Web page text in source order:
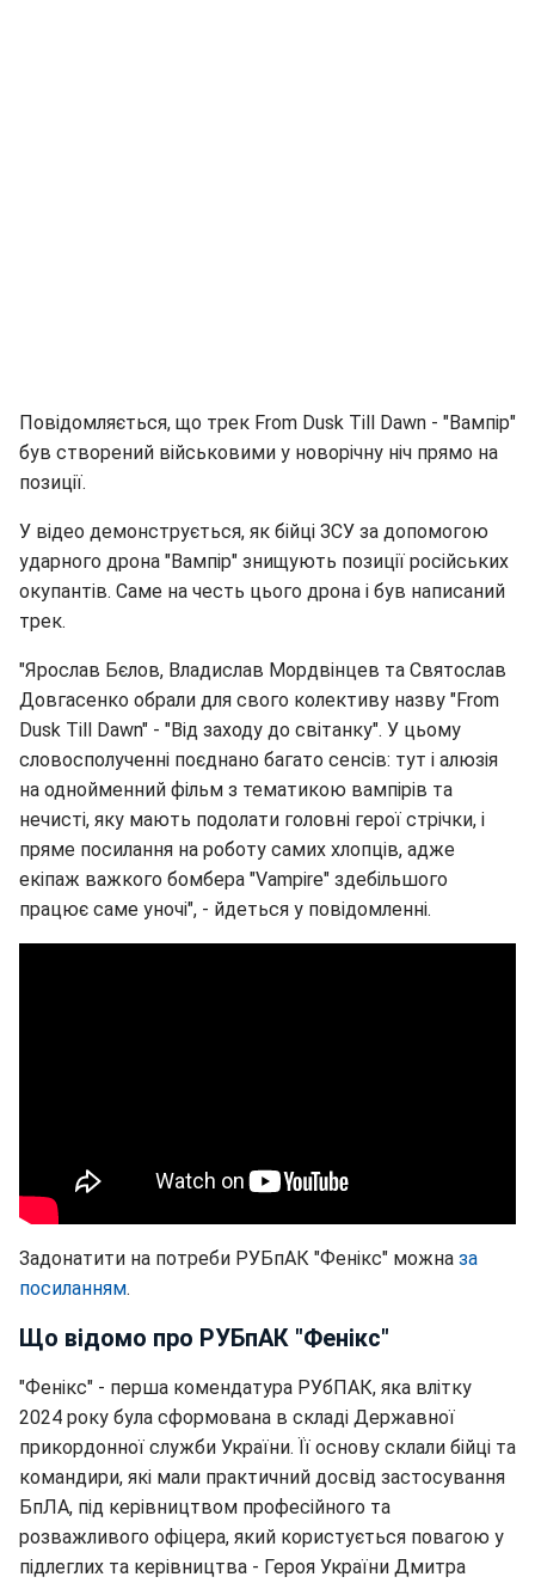
Повідомляється, що трек From Dusk Till Dawn - "Вампір"
був створений військовими у новорічну ніч прямо на
позиції.
У відео демонструється, як бійці ЗСУ за допомогою
ударного дрона "Вампір" знищують позиції російських
окупантів. Саме на честь цього дрона і був написаний
трек.
"Ярослав Бєлов, Владислав Мордвінцев та Святослав
Довгасенко обрали для свого колективу назву "From
Dusk Till Dawn" - "Від заходу до світанку". У цьому
словосполученні поєднано багато сенсів: тут і алюзія
на однойменний фільм з тематикою вампірів та
нечисті, яку мають подолати головні герої стрічки, і
пряме посилання на роботу самих хлопців, адже
екіпаж важкого бомбера "Vampire" здебільшого
працює саме уночі", - йдеться у повідомленні.
Задонатити на потреби РУБпАК "Фенікс" можна за
посиланням.
Що відомо про РУБпАК "Фенікс"
"Фенікс" - перша комендатура РУбПАК, яка влітку
2024 року була сформована в складі Державної
прикордонної служби України. Її основу склали бійці та
командири, які мали практичний досвід застосування
БпЛА, під керівництвом професійного та
розважливого офіцера, який користується повагою у
підлеглих та керівництва - Героя України Дмитра